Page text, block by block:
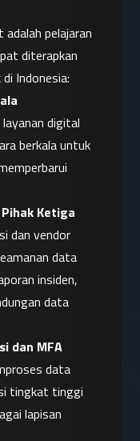
pelajaran
diterapkan
Indonesia:
digital
berkala untuk
Ketiga
dan vendor
data
insiden,
data
dan MFA
data
tingkat tinggi
lapisan